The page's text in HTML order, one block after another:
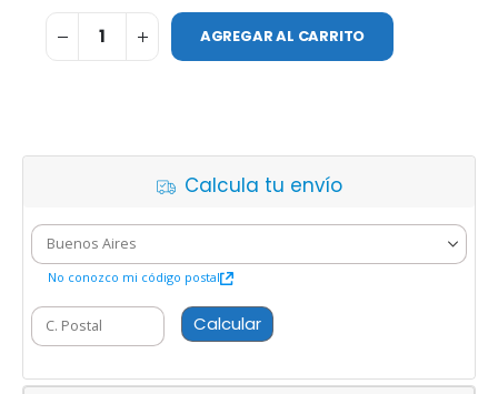
AGREGAR AL CARRITO
Calcula tu envío
No conozco mi código postal
Calcular